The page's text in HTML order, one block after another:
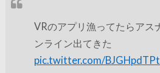
VRのアプリ漁ってたらアス
ンライン出てきた
pic.twitter.com/